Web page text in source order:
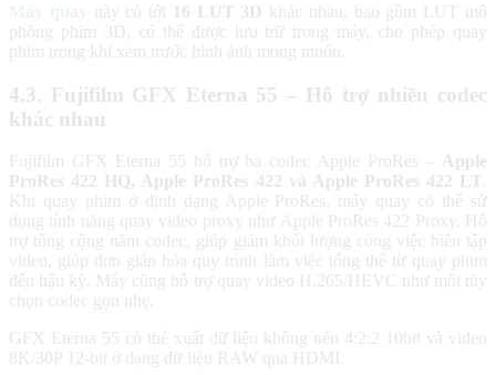
này có tới 16 LUT 3D khác nhau, bao gồm LUT mô
phỏng phim 3D, có thể được lưu trữ trong máy, cho phép quay
phim trong khi xem trước hình ảnh mong muốn.
4.3. Fujifilm GFX Eterna 55 – Hỗ trợ nhiều codec
khác nhau
Fujifilm GFX Eterna 55 hỗ trợ ba codec Apple ProRes –
Apple
ProRes 422 HQ, Apple ProRes 422 và Apple ProRes 422 LT
Khi quay phim ở định dạng Apple ProRes, máy quay có thể sử
dụng tính năng quay video proxy như Apple ProRes 422 Proxy. Hỗ
trợ tổng cộng năm codec, giúp giảm khối lượng công việc biên tập
video, giúp đơn giản hóa quy trình làm việc tổng thể từ quay phim
đến hậu kỳ. Máy cũng hỗ trợ quay video H.265/HEVC như một tùy
chọn codec gọn nhẹ.
GFX Eterna 55 có thể xuất dữ liệu không nén 4:2:2 10bit và video
8K/30P 12-bit ở dạng dữ liệu RAW qua HDMI.